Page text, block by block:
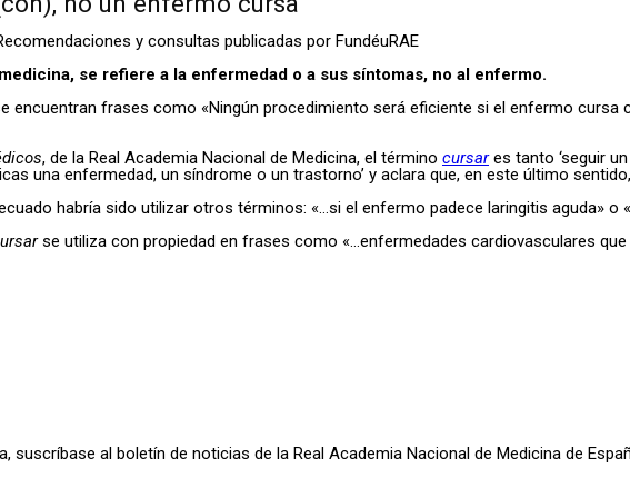
y consultas publicadas por FundéuRAE
se refiere a la enfermedad o a sus síntomas, no al enfermo.
encuentran frases como «Ningún procedimiento será eficiente si el enfermo
, de la Real Academia Nacional de Medicina, el término cursares tanto ‘seguir
una enfermedad, un síndrome o un trastorno’ y aclara que, en este último
habría sido utilizar otros términos: «…si el enfermo padece laringitis aguda» o
se utiliza con propiedad en frases como «…enfermedades cardiovasculares
suscríbase al boletín de noticias de la Real Academia Nacional de Medicina de